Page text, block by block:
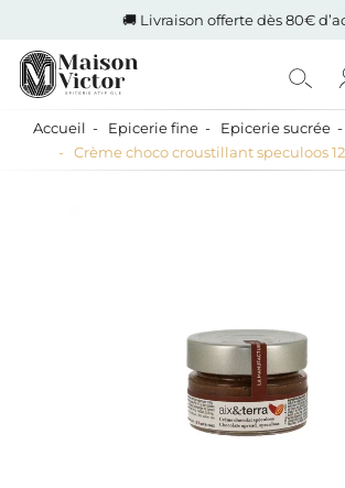
🚚 Livraison offerte dès 80€
Accueil Epicerie fine Epicerie sucrée
Crème choco croustillant speculoos